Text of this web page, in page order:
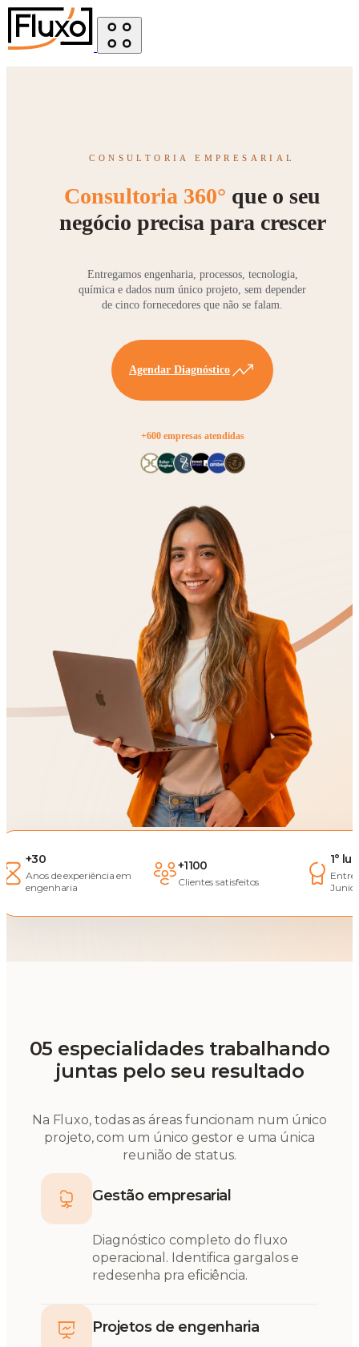
CONSULTORIA EMPRESARIAL
Consultoria 360° que o seu
negócio precisa para crescer
Entregamos engenharia, processos, tecnologia,
química e dados num único projeto, sem depender
de cinco fornecedores que não se falam.
Agendar Diagnóstico
+600 empresas atendidas
+30
Anos de experiência em
engenharia
+1100
Clientes satisfeitos
1°
Entre
05 especialidades trabalhando
juntas pelo seu resultado
Na Fluxo, todas as áreas funcionam num único
projeto, com um único gestor e uma única
reunião de status.
Gestão empresarial
Diagnóstico completo do fluxo
operacional. Identifica gargalos e
redesenha pra eficiência.
Projetos de engenharia